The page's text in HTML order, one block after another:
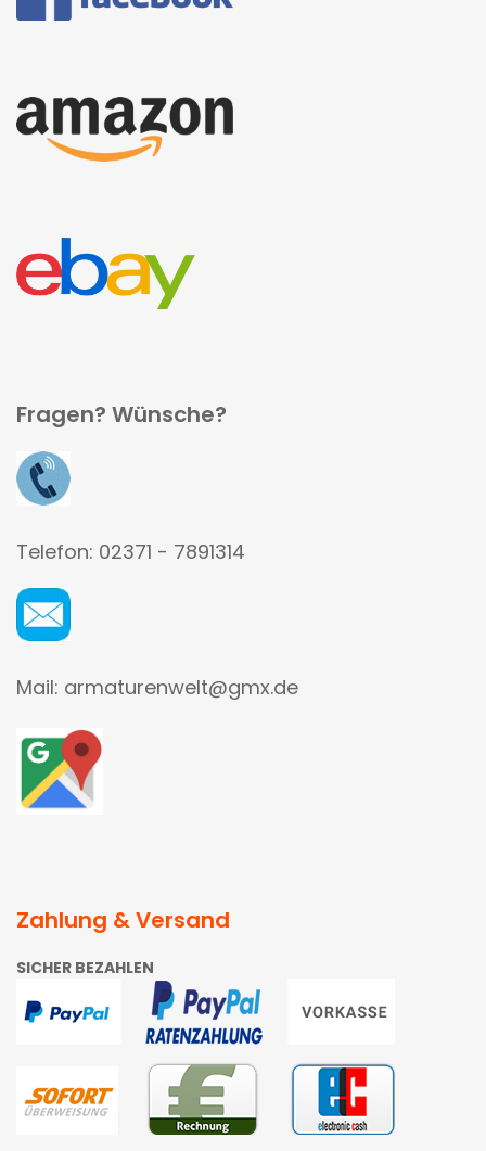
Fragen? Wünsche?
Telefon: 02371 - 7891314
Mail: armaturenwelt@gmx.de
Zahlung & Versand
SICHER BEZAHLEN